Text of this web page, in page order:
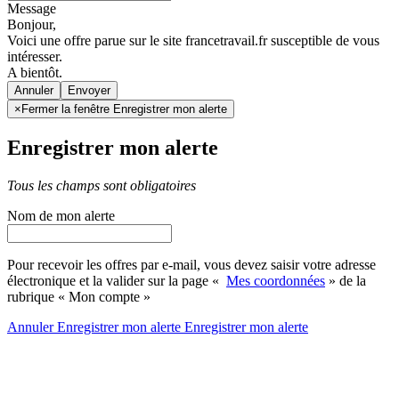
Message
Bonjour,
Voici une offre parue sur le site francetravail.fr susceptible de vous
intéresser.
A bientôt.
Annuler
× Fermer la fenêtre Enregistrer mon alerte
Enregistrer mon alerte
Tous les champs sont obligatoires
Nom de mon alerte
Pour recevoir les offres par e-mail, vous devez saisir votre adresse
électronique et la valider sur la page « Mes coordonnées » de la
rubrique « Mon compte »
AnnulerEnregistrer mon alerte Enregistrermon alerte